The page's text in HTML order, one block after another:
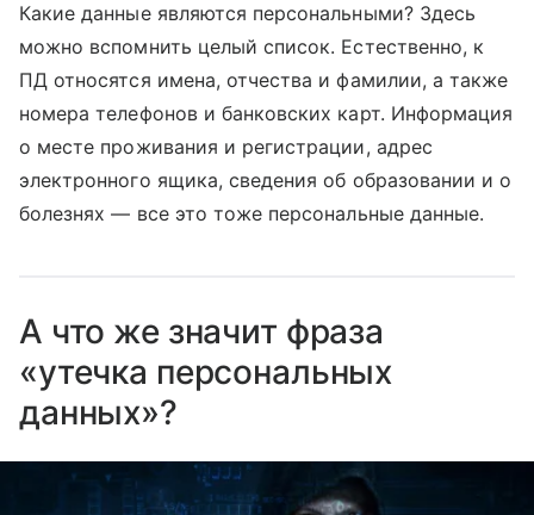
Какие данные являются персональными? Здесь
можно вспомнить целый список. Естественно, к
ПД относятся имена, отчества и фамилии, а также
номера телефонов и банковских карт. Информация
о месте проживания и регистрации, адрес
электронного ящика, сведения об образовании и о
болезнях — все это тоже персональные данные.
А что же значит фраза
«утечка персональных
данных»?